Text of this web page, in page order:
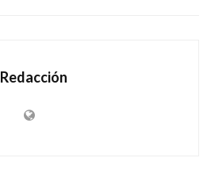
Redacción